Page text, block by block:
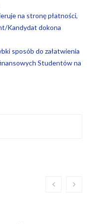
na stronę płatności,
Kandydat dokona
sposób do załatwienia
Studentów na